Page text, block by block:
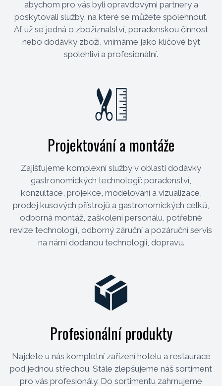
abychom pro vás byli opravdovými partnery a
poskytovali služby, na které se můžete spolehnout.
Ať už se jedná o zbožíznalství, poradenskou činnost
nebo dodávky zboží, vnímáme jako klíčové být
spolehliví a profesionální.
Projektování a montáže
Zajišťujeme komplexní služby v oblasti dodávky
gastronomických technologií: poradenství,
konzultace, projekce, modelování a vizualizace,
prodej kusových přístrojů a gastronomických celků,
odborná montáž, zaškolení personálu, potřebné
revize technologií, odborný záruční a pozáruční servis
na námi dodanou technologii, dopravu.
Profesionální produkty
Najdete u nás kompletní zařízení hotelu a restaurace
pod jednou střechou. Stále zlepšujeme náš sortiment
pro vás profesionály. Do sortimentu zahrnujeme